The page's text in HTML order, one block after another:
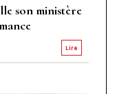
son ministère
Lire